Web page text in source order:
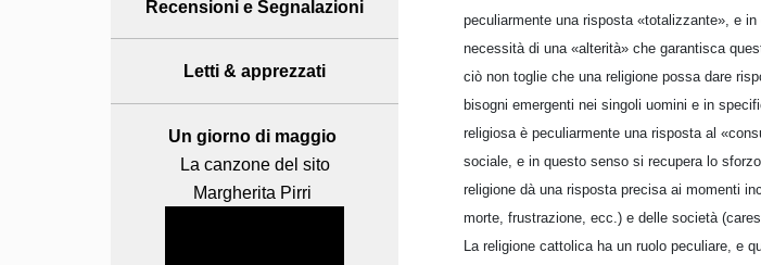
Recensioni e Segnalazioni
Letti & apprezzati
Un giorno di maggio
La canzone del sito
Margherita Pirri
peculiarmente una risposta «totalizzante», e
necessità di una «alterità» che garantisca
ciò non toglie che una religione possa dare
bisogni emergenti nei singoli uomini e in
religiosa è peculiarmente una risposta al
sociale, e in questo senso si recupera lo
religione dà una risposta precisa ai momenti
morte, frustrazione, ecc.) e delle società
La religione cattolica ha un ruolo peculiare, e